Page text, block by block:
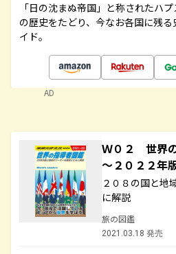
「日の沈まぬ帝国」と称されたハ
の歴史をたどり、今なお各国に残
イド。
AD
Ｗ０２ 世界
～２０２２年
２０８の国と地
に解説
旅の図鑑
2021.03.18 発売